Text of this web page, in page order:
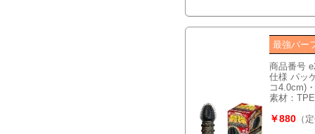
最強パー
商品番号
仕様 パッ
コ4.0cm)
素材：TPE
￥880 （